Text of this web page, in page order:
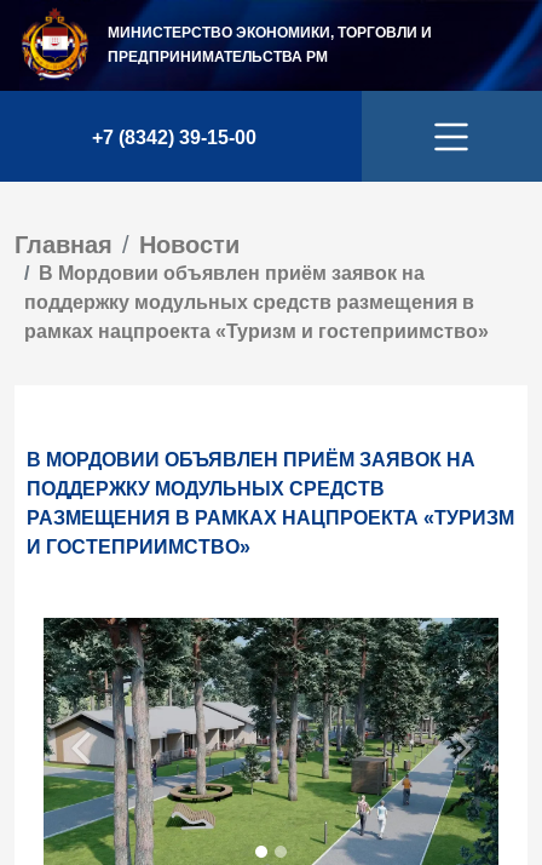
МИНИСТЕРСТВО ЭКОНОМИКИ, ТОРГОВЛИ И
ПРЕДПРИНИМАТЕЛЬСТВА РМ
+7 (8342) 39-15-00
Главная Новости
В Мордовии объявлен приём заявок на
поддержку модульных средств размещения в
рамках нацпроекта «Туризм и гостеприимство»
В МОРДОВИИ ОБЪЯВЛЕН ПРИЁМ ЗАЯВОК НА
ПОДДЕРЖКУ МОДУЛЬНЫХ СРЕДСТВ
РАЗМЕЩЕНИЯ В РАМКАХ НАЦПРОЕКТА «ТУРИЗМ
И ГОСТЕПРИИМСТВО»